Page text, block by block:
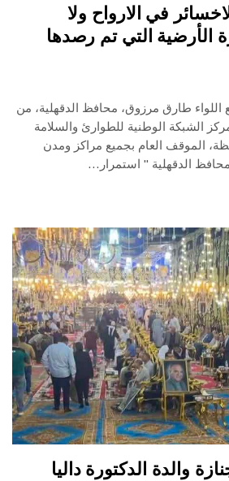
في الارواح ولا
الأرضية التي تم رصدها
اللواء طارق مرزوق، محافظ الدقهلية، من
الشبكة الوطنية للطوارئ والسلامة
الموقف العام بجميع مراكز ومدن
الدقهلية " استمرار…
والدة الدكتورة داليا